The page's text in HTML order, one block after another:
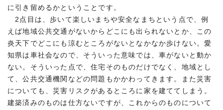
に引き留めるかということです。
2点目は、歩いて楽しいまちや安全なまちという点で、例
えば地域公共交通がないからどこにも出られないとか、この
炎天下でどこにも涼むところがないとなかなか歩けない。愛
知県は車社会なので、そういった意味では、車がないと動か
ない。そういった点で、住宅そのものだけでなく、地域とし
て、公共交通機関などの問題もかかわってきます。また災害
についても、災害リスクがあるところに家を建ててしまう。
建築済みのものは仕方ないですが、これからのものについて